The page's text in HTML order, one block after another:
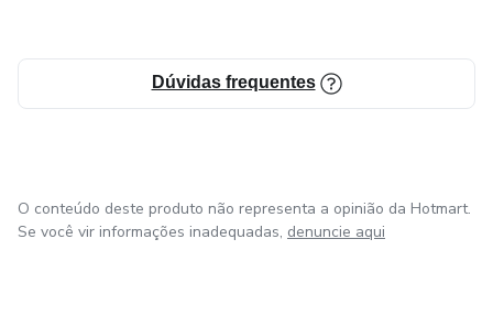
(IC, Pneumonia, DPOC, Valvulopatias).
Dúvidas frequentes
O conteúdo deste produto não representa a opinião da Hotmart.
Se você vir informações inadequadas, denuncie aqui